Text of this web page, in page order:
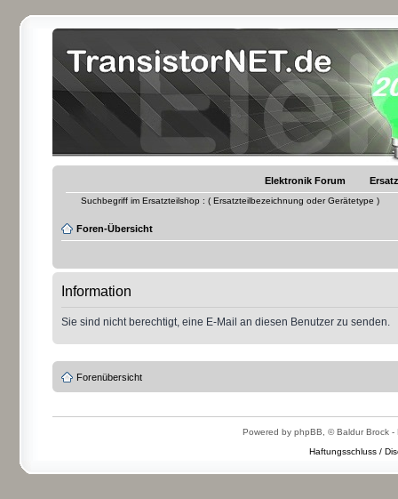
Elektronik Forum
Suchbegriff im Ersatzteilshop : ( Ersatzteilbezeichnung oder Gerätetype )
Foren-Übersicht
Information
Sie sind nicht berechtigt, eine E-Mail an diesen Benutzer zu senden.
Forenübersicht
Powered by phpBB, © Baldur Brock -
Haftungsschluss /